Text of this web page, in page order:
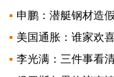
申鹏：潜艇钢材造
美国通胀：谁家欢
李光满：三件事看